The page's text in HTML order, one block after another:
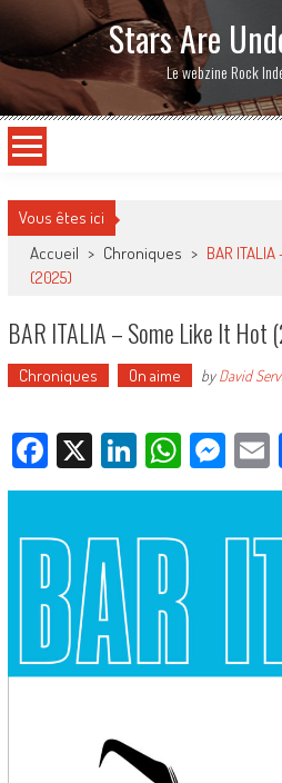
Stars Are
Le webzine Rock
Vous êtes ici
Accueil > Chroniques > BAR
(2025)
BAR ITALIA – Some Like It Hot
Chroniques On aime byDavid
Facebook
X LinkedIn